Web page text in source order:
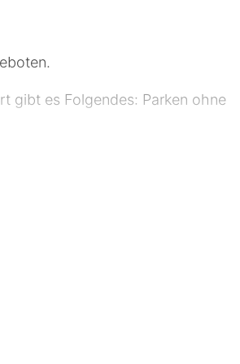
gibt es Folgendes: Parken ohne
Chemnitz – 0,9 km
Stadthalle Kultur- und
1,3 km Opernhaus Chemnitz – 1,5